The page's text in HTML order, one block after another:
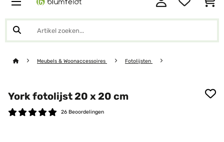
Meubels & Woonaccessoires Fotolijsten
York fotolijst 20 x 20 cm
26 Beoordelingen